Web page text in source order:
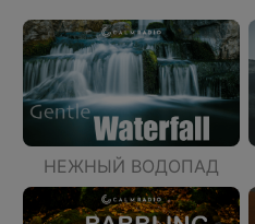
НЕЖНЫЙ ВОДОПАД